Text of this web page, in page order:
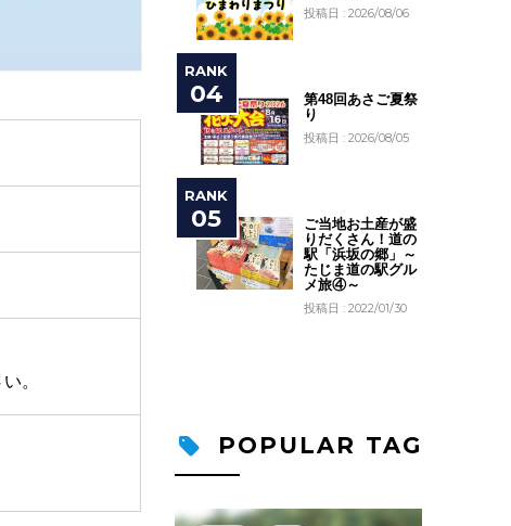
。
投稿日 : 2026/08/06
第48回あさご夏祭
り
投稿日 : 2026/08/05
ご当地お土産が盛
りだくさん！道の
駅「浜坂の郷」～
たじま道の駅グル
メ旅④～
投稿日 : 2022/01/30
POPULAR TAG